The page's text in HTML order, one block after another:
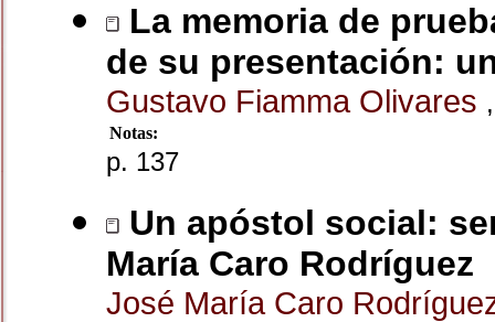
La memoria de
de su presentación:
Gustavo Fiamma Olivares ,
Notas:
p. 137
Un apóstol social:
María Caro Rodríguez
José María Caro